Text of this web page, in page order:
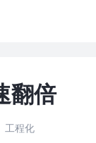
翻倍
工程化